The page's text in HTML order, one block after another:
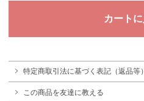
特定商取引法に基づく表記（返品等）
この商品を友達に教える